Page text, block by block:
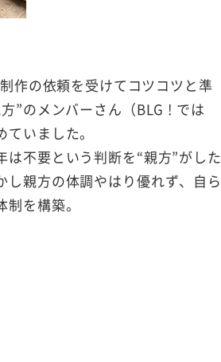
作の依頼を受けてコツコツと準
”のメンバーさん（BLG ! では
いました。
不要という判断を“親方”がした
親方の体調やはり優れず、自ら
を構築。